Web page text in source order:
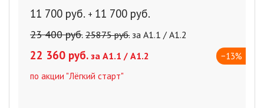
11 700 руб. + 11 700 руб.
23 400 руб. 25875 руб. за А1.1 / А1.2
22 360 руб. за А1.1 / А1.2
−13%
по акции "Лёгкий старт"